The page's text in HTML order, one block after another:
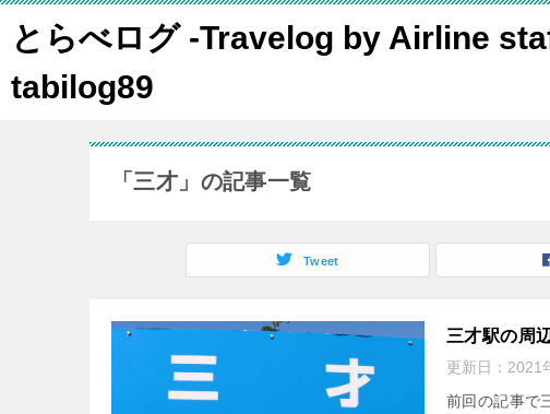
とらべログ -Travelog by Airline
tabilog89
「三才」の記事一覧
Tweet
三才駅の周
更新日： 2021
前回の記事で